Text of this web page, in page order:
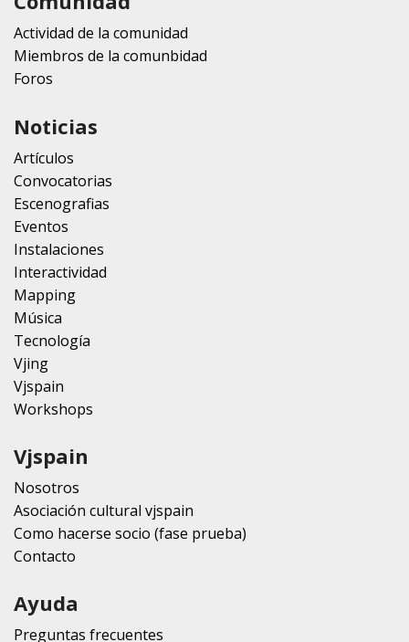
Actividad de la comunidad
Miembros de la comunbidad
Foros
Noticias
Artículos
Convocatorias
Escenografias
Eventos
Instalaciones
Interactividad
Mapping
Música
Tecnología
Vjing
Vjspain
Workshops
Vjspain
Nosotros
Asociación cultural vjspain
Como hacerse socio (fase prueba)
Contacto
Ayuda
Preguntas frecuentes